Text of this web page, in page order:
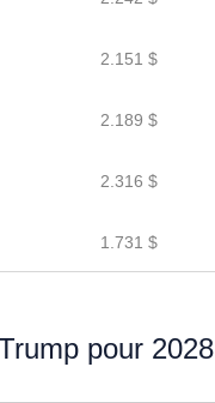
2.151 $
2.189 $
2.316 $
1.731 $
pour 2028